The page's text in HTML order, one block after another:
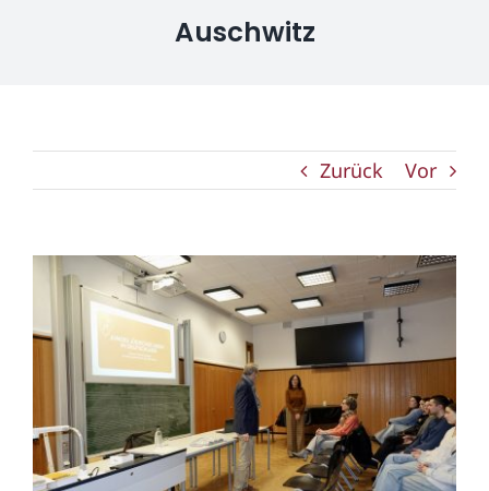
Auschwitz
Zurück Vor
Zeige
grösseres
Bild